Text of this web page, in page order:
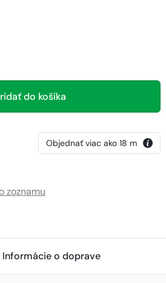
do košíka
Objednať viac ako 18 m
zoznamu
Informácie o doprave